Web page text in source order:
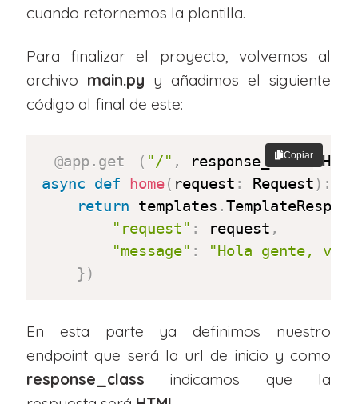
cuando retornemos la plantilla.
Para finalizar el proyecto, volvemos al
archivo main.py y añadimos el siguiente
código al final de este:
@app . get ( "/" , response_class =
async def home( request : Request) :
return templates .
"request" : request ,
"message" :
"Hola gente,
})
Copiar
En esta parte ya definimos nuestro
endpoint que será la url de inicio y como
response_classindicamos que la